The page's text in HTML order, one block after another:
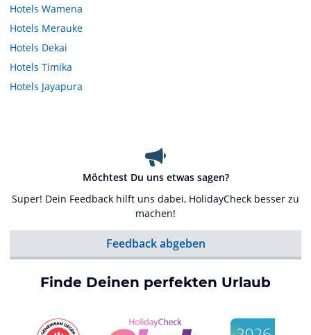
Hotels Wamena
Hotels Merauke
Hotels Dekai
Hotels Timika
Hotels Jayapura
Möchtest Du uns etwas sagen?
Super! Dein Feedback hilft uns dabei, HolidayCheck besser zu
machen!
Feedback abgeben
Finde Deinen perfekten Urlaub